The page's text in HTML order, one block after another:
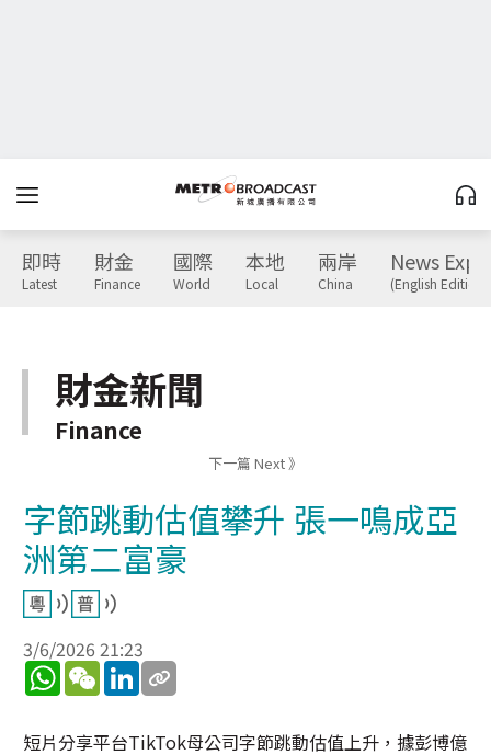
即時
Latest
財金
Finance
國際
World
本地
Local
兩岸
China
News
(English Edition)
財金新聞
Finance
下一篇 Next 》
字節跳動估值攀升 張一鳴成亞
洲第二富豪
3/6/2026 21:23
WhatsApp
WeChatLinkedIn
短片分享平台TikTok母公司字節跳動估值上升，據彭博億